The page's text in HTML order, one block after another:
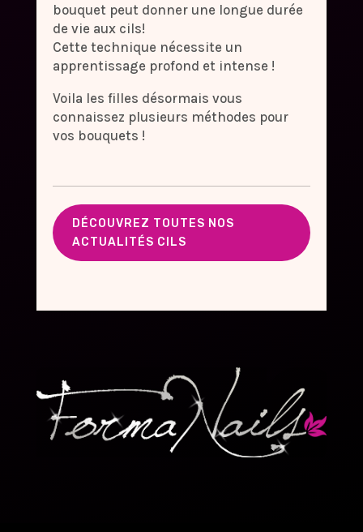
bouquet peut donner une longue durée
de vie aux cils!
Cette technique nécessite un
apprentissage profond et intense !
Voila les filles désormais vous
connaissez plusieurs méthodes pour
vos bouquets !
DÉCOUVREZ TOUTES NOS
ACTUALITÉS CILS